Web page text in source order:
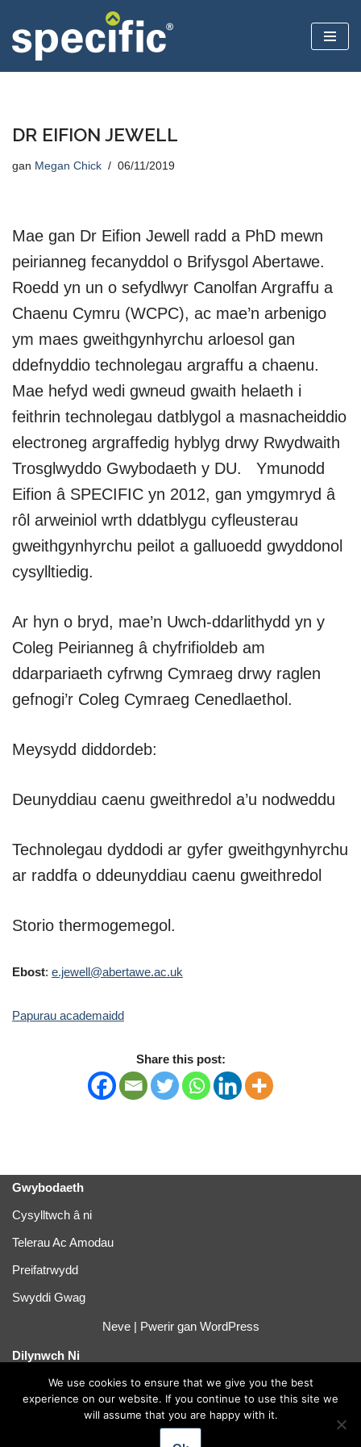
Mynd
DR EIFION JEWELL
gan Megan Chick 06/11/2019
Mae gan Dr Eifion Jewell radd a PhD mewn
peirianneg fecanyddol o Brifysgol Abertawe.
Roedd yn un o sefydlwyr Canolfan Argraffu a
Chaenu Cymru (WCPC), ac mae’n arbenigo
ym maes gweithgynhyrchu arloesol gan
ddefnyddio technolegau argraffu a chaenu.
Mae hefyd wedi gwneud gwaith helaeth i
feithrin technolegau datblygol a masnacheiddio
electroneg argraffedig hyblyg drwy Rwydwaith
Trosglwyddo Gwybodaeth y DU. Ymunodd
Eifion â SPECIFIC yn 2012, gan ymgymryd â
rôl arweiniol wrth ddatblygu cyfleusterau
gweithgynhyrchu peilot a galluoedd gwyddonol
cysylltiedig.
Ar hyn o bryd, mae’n Uwch-ddarlithydd yn y
Coleg Peirianneg â chyfrifioldeb am
ddarpariaeth cyfrwng Cymraeg drwy raglen
gefnogi’r Coleg Cymraeg Cenedlaethol.
Meysydd diddordeb:
Deunyddiau caenu gweithredol a’u nodweddu
Technolegau dyddodi ar gyfer gweithgynhyrchu
ar raddfa o ddeunyddiau caenu gweithredol
Storio thermogemegol.
Ebost: e.jewell@abertawe.ac.uk
Papurau academaidd
Share this post:
Gwybodaeth
Cysylltwch â ni
Telerau Ac Amodau
Preifatrwydd
Swyddi Gwag
Neve| Pwerir gan WordPress
Dilynwch Ni
We use cookies to ensure that we give you the best
experience on our website. If you continue to use this site we
will assume that you are happy with it.